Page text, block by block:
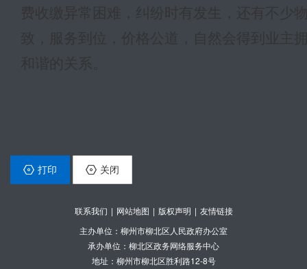
费收缴异常困难，纠纷时有发生，还有不少
致，服务到位，价格公道，自然会得到业主
和谐的关系。
打印 关闭
联系我们 | 网站地图 | 版权声明 | 友情链接
主办单位：柳州市柳北区人民政府办公室
承办单位：柳北区政务网络服务中心
地址：柳州市柳北区胜利路12-8号